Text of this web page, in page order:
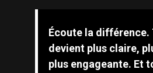
Écoute la différence.
devient plus claire,
plus engageante. Et